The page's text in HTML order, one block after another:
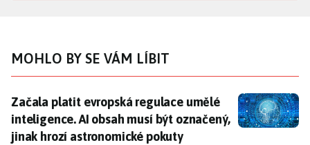
MOHLO BY SE VÁM LÍBIT
Začala platit evropská regulace umělé inteligence.
Začala platit evropská regulace umělé
inteligence. AI obsah musí být označený,
jinak hrozí astronomické pokuty